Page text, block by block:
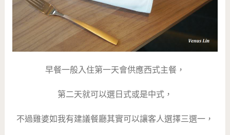
早餐一般入住第一天會供應西式主餐，
第二天就可以選日式或是中式，
不過雞婆如我有建議餐廳其實可以讓客人選擇三選一，